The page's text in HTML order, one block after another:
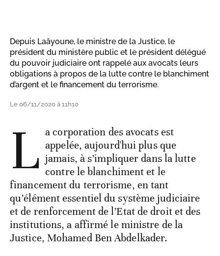
Depuis Laâyoune, le ministre de la Justice, le
président du ministère public et le président délégué
du pouvoir judiciaire ont rappelé aux avocats leurs
obligations à propos de la lutte contre le blanchiment
d’argent et le financement du terrorisme.
Le 06/11/2020 à 11h10
L a corporation des avocats est
appelée, aujourd'hui plus que
jamais, à s’impliquer dans la lutte
contre le blanchiment et le
financement du terrorisme, en tant
qu’élément essentiel du système judiciaire
et de renforcement de l’Etat de droit et des
institutions, a affirmé le ministre de la
Justice, Mohamed Ben Abdelkader.